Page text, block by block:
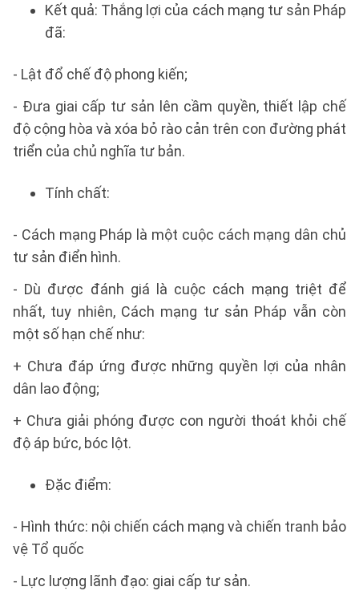
Kết quả: Thắng lợi của cách mạng tư sản Pháp
đã:
- Lật đổ chế độ phong kiến;
- Đưa giai cấp tư sản lên cầm quyền, thiết lập chế
độ cộng hòa và xóa bỏ rào cản trên con đường phát
triển của chủ nghĩa tư bản.
Tính chất:
- Cách mạng Pháp là một cuộc cách mạng dân chủ
tư sản điển hình.
- Dù được đánh giá là cuộc cách mạng triệt để
nhất, tuy nhiên, Cách mạng tư sản Pháp vẫn còn
một số hạn chế như:
+ Chưa đáp ứng được những quyền lợi của nhân
dân lao động;
+ Chưa giải phóng được con người thoát khỏi chế
độ áp bức, bóc lột.
Đặc điểm:
- Hình thức: nội chiến cách mạng và chiến tranh bảo
vệ Tổ quốc
- Lực lượng lãnh đạo: giai cấp tư sản.